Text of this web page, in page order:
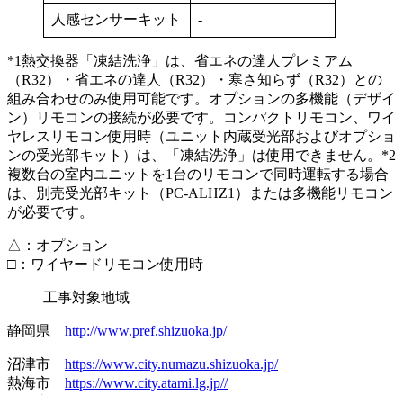
人感センサーキット -
*1熱交換器「凍結洗浄」は、省エネの達人プレミアム
（R32）・省エネの達人（R32）・寒さ知らず（R32）との
組み合わせのみ使用可能です。オプションの多機能（デザイ
ン）リモコンの接続が必要です。コンパクトリモコン、ワイ
ヤレスリモコン使用時（ユニット内蔵受光部およびオプショ
ンの受光部キット）は、「凍結洗浄」は使用できません。*2
複数台の室内ユニットを1台のリモコンで同時運転する場合
は、別売受光部キット（PC-ALHZ1）または多機能リモコン
が必要です。
△：オプション
□：ワイヤードリモコン使用時
工事対象地域
静岡県 http://www.pref.shizuoka.jp/
沼津市 https://www.city.numazu.shizuoka.jp/
熱海市 https://www.city.atami.lg.jp//